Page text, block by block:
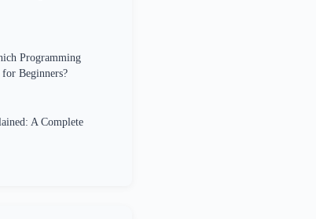
Programming
Beginners?
A Complete